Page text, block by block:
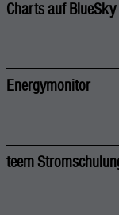
Charts auf BlueSky
Energymonitor
teem